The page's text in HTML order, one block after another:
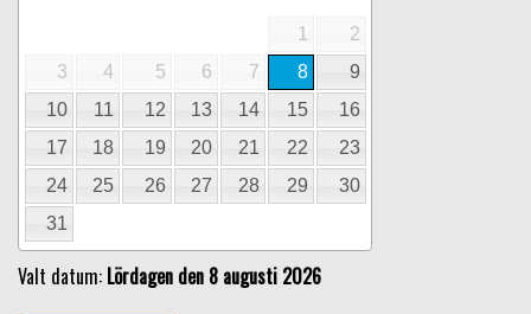
1
2
3
4 5 6 7 8
9
10
11 12 13 14 15
16
17
18 19 20 21 22
23
24
25 26 27 28 29
30
31
Valt datum: Lördagen den 8 augusti 2026